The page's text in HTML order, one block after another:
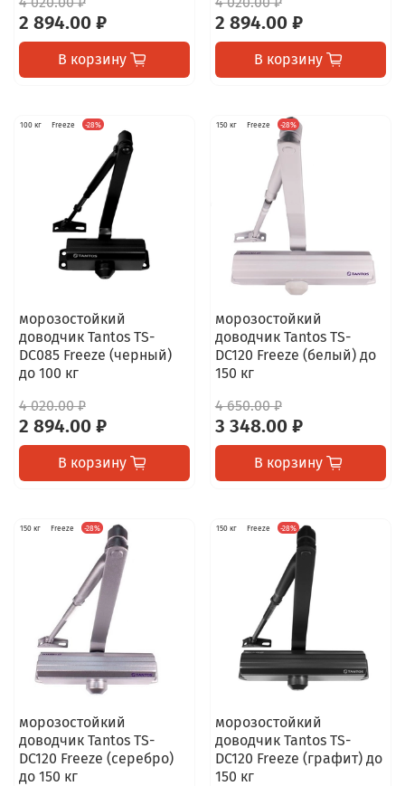
2 894.00 ₽
В корзину
2 894.00 ₽
В корзину
100 кг Freeze -28%
морозостойкий
доводчик Tantos TS-
DC085 Freeze (черный)
до 100 кг
4 020.00 ₽
2 894.00 ₽
В корзину
150 кг Freeze -28%
морозостойкий
доводчик Tantos TS-
DC120 Freeze (белый) до
150 кг
4 650.00 ₽
3 348.00 ₽
В корзину
150 кг Freeze -28%
морозостойкий
доводчик Tantos TS-
DC120 Freeze (серебро)
до 150 кг
150 кг Freeze -28%
морозостойкий
доводчик Tantos TS-
DC120 Freeze (графит) до
150 кг